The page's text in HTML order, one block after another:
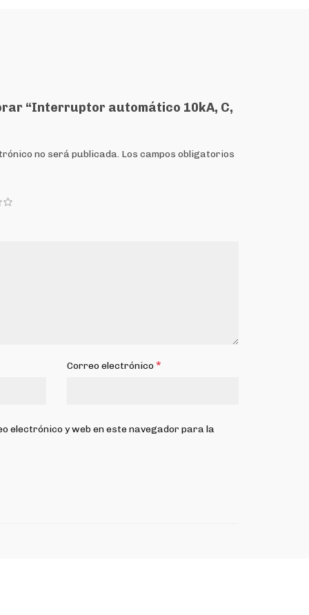
“Interruptor automático 10kA, C,
no será publicada. Los campos obligatorios
Correo electrónico*
electrónico y web en este navegador para la